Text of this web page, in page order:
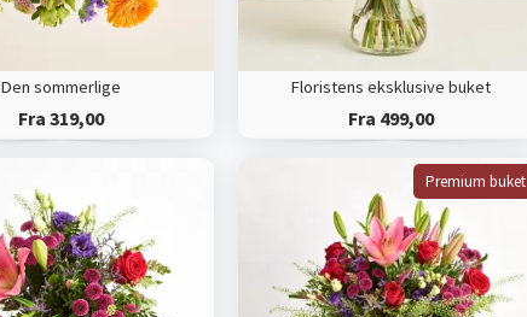
Den sommerlige
Fra 319,00
Floristens eksklusive buket
Fra 499,00
Premium buket